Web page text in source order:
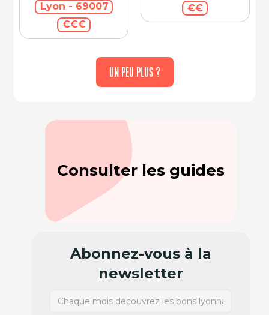
Lyon - 69007
€€€
€€
UN PEU PLUS ?
Consulter les guides
Abonnez-vous à la
newsletter